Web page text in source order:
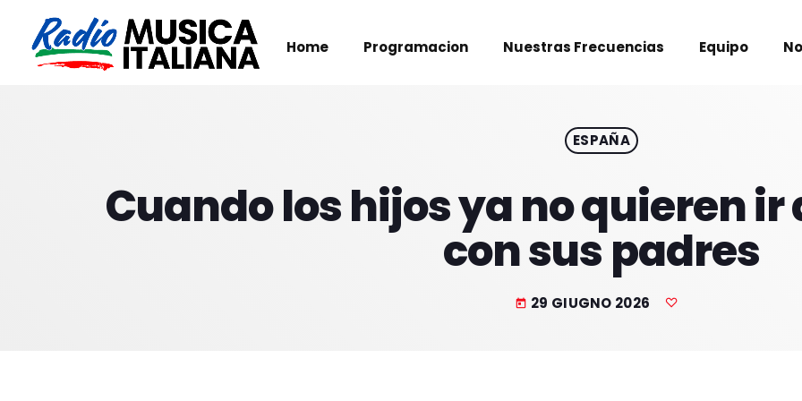
Home Programacion Nuestras Frecuencias Equipo
ESPAÑA
Cuando los hijos ya no quieren
con sus padres
today 29 GIUGNO 2026